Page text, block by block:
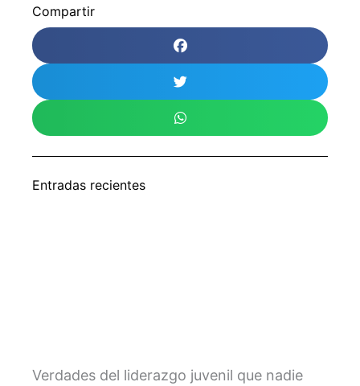
Compartir
Entradas recientes
Verdades del liderazgo juvenil que nadie